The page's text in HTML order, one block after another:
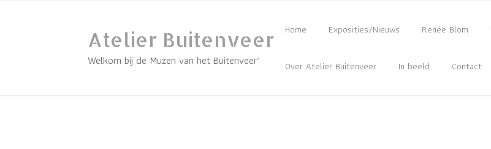
Atelier Buitenveer
Welkom bij de Muzen van het Buitenveer’
Home Exposities/Nieuws Renée Blom
Over Atelier Buitenveer In beeld Contact